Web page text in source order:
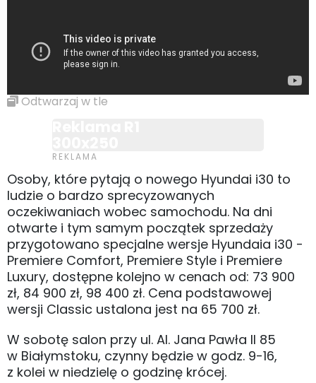
Odtwarzaj w tle
Osoby, które pytają o nowego Hyundai i30 to
ludzie o bardzo sprecyzowanych
oczekiwaniach wobec samochodu. Na dni
otwarte i tym samym początek sprzedaży
przygotowano specjalne wersje Hyundaia i30 -
Premiere Comfort, Premiere Style i Premiere
Luxury, dostępne kolejno w cenach od: 73 900
zł, 84 900 zł, 98 400 zł. Cena podstawowej
wersji Classic ustalona jest na 65 700 zł.
W sobotę salon przy ul. Al. Jana Pawła II 85
w Białymstoku, czynny będzie w godz. 9-16,
z kolei w niedzielę o godzinę krócej.